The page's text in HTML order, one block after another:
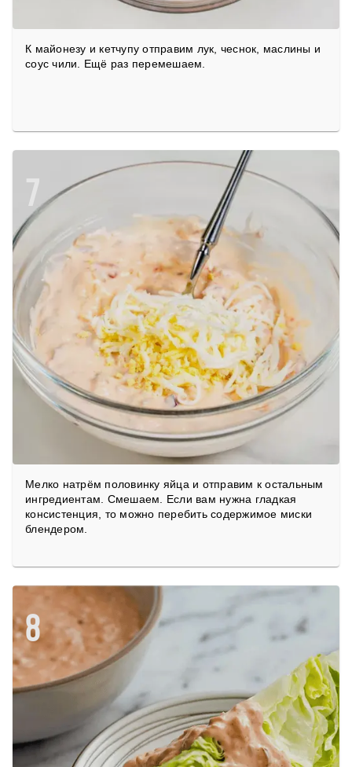
К майонезу и кетчупу отправим лук, чеснок, маслины и
соус чили. Ещё раз перемешаем.
7
Мелко натрём половинку яйца и отправим к остальным
ингредиентам. Смешаем. Если вам нужна гладкая
консистенция, то можно перебить содержимое миски
блендером.
8